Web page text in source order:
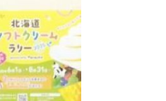
KEYWORD
キーワード
Sitakke編集部あい
Sitakke編集部 IKU